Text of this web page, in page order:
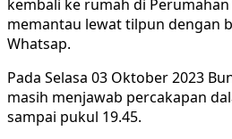
kembali ke rumah di Perumahan
memantau lewat tilpun dengan
Whatsap.
Pada Selasa 03 Oktober 2023
masih menjawab percakapan
sampai pukul 19.45.